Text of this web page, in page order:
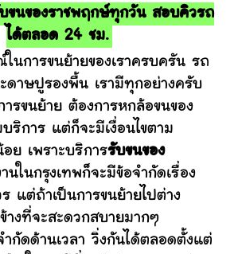
ขนของราชพฤกษ์ทุกวัน สอบคิวรถ
ได้ตลอด 24 ชม.
ขนย้ายของเราครบครัน รถ
ดาษปูรองพื้น เรามีทุกอย่างครับ
รขนย้าย ต้องการหกล้อขนของ
ริการ แต่ก็จะมีเงื่อนไขตาม
ย เพราะบริการรับขนของ
นในกรุงเทพก็จะมีข้อจำกัดเรื่อง
แต่ถ้าเป็นการขนย้ายไปต่าง
งที่จะสะดวกสบายมากๆ
ำกัดด้านเวลา วิ่งกันได้ตลอดตั้งแต่